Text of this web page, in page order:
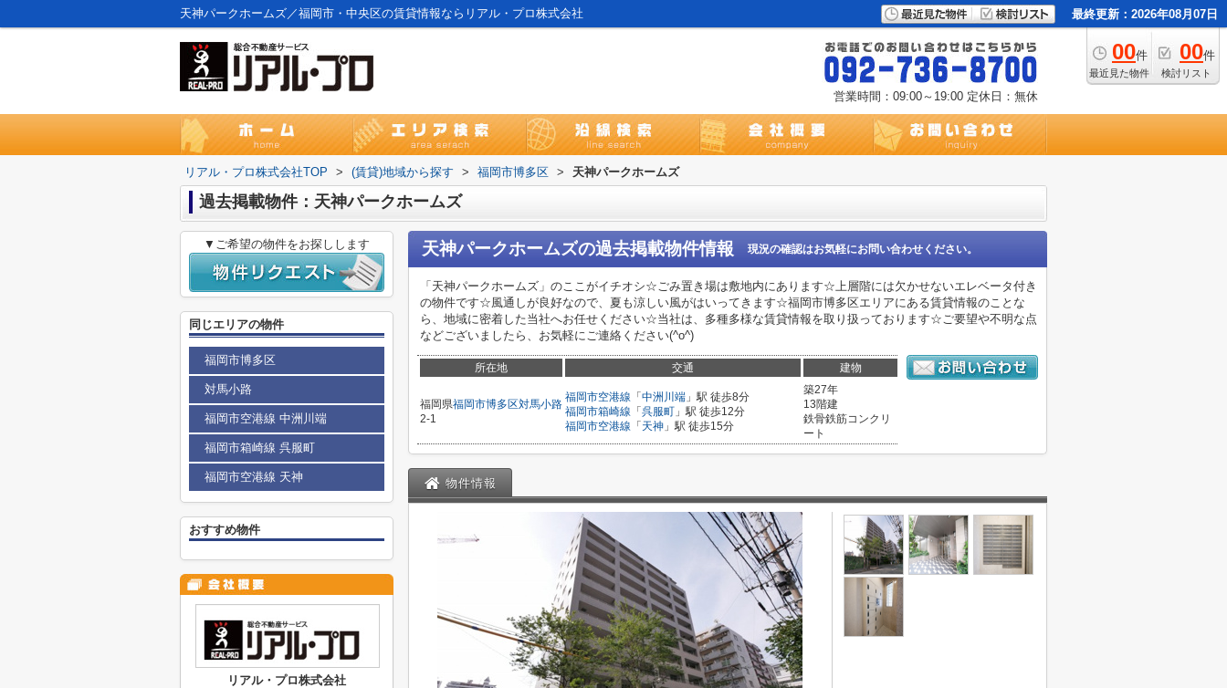
天神パークホームズ／福岡市・中央区の賃貸情報ならリアル・プロ株式会社 最終更新：2026年08月07日
00件
最近見た物件
00件
検討リスト
営業時間：09:00～19:00 定休日：無休
リアル・プロ株式会社TOP > (賃貸)地域から探す > 福岡市博多区 > 天神パークホームズ
過去掲載物件：天神パークホームズ
天神パークホームズの過去掲載物件情報 現況の確認はお気軽にお問い合わせください。
「天神パークホームズ」のここがイチオシ☆ごみ置き場は敷地内にあります☆上層階には欠かせないエレベータ付き
の物件です☆風通しが良好なので、夏も涼しい風がはいってきます☆福岡市博多区エリアにある賃貸情報のことな
ら、地域に密着した当社へお任せください☆当社は、多種多様な賃貸情報を取り扱っております☆ご要望や不明な点
などございましたら、お気軽にご連絡ください(^o^)
所在地 交通 建物
福岡県福岡市博多区対馬小路
2-1
福岡市空港線 「 中洲川端 」駅 徒歩8分
福岡市箱崎線 「 呉服町 」駅 徒歩12分
福岡市空港線 「 天神 」駅 徒歩15分
築27年
13階建
鉄骨鉄筋コンクリ
ート
物件情報
▼ご希望の物件をお探しします
同じエリアの物件
福岡市博多区
対馬小路
福岡市空港線 中洲川端
福岡市箱崎線 呉服町
福岡市空港線 天神
おすすめ物件
リアル・プロ株式会社